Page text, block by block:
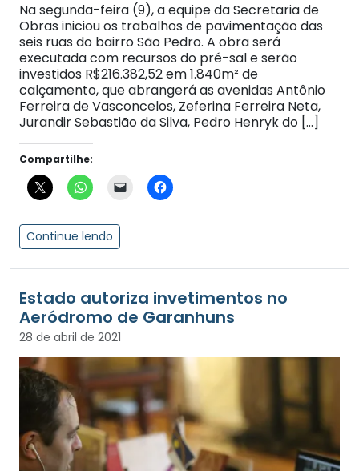
Na segunda-feira (9), a equipe da Secretaria de
Obras iniciou os trabalhos de pavimentação das
seis ruas do bairro São Pedro. A obra será
executada com recursos do pré-sal e serão
investidos R$216.382,52 em 1.840m² de
calçamento, que abrangerá as avenidas Antônio
Ferreira de Vasconcelos, Zeferina Ferreira Neta,
Jurandir Sebastião da Silva, Pedro Henryk do […]
Compartilhe:
Continue lendo
Estado autoriza invetimentos no
Aeródromo de Garanhuns
28 de abril de 2021